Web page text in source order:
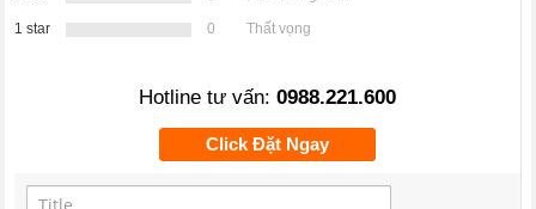
1 star
0 Thất vọng
Hotline tư vấn: 0988.221.600
Click Đặt Ngay